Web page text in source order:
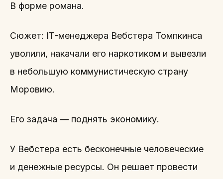
В форме романа.
Сюжет: IT-менеджера Вебстера Томпкинса
уволили, накачали его наркотиком и вывезли
в небольшую коммунистическую страну
Моровию.
Его задача — поднять экономику.
У Вебстера есть бесконечные человеческие
и денежные ресурсы. Он решает провести